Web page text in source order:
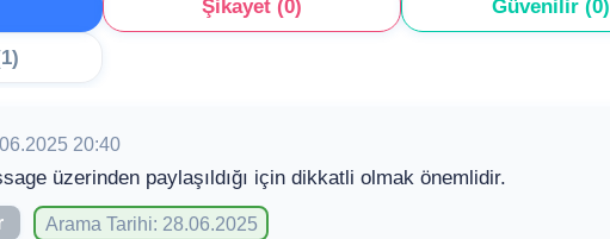
Şikayet (0) Güvenilir (0)
20:40
üzerinden paylaşıldığı için dikkatli olmak önemlidir.
Arama Tarihi: 28.06.2025